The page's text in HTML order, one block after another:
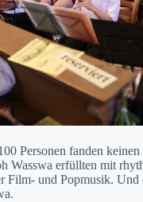
Per­so­n­en fan­den
Wass­wa erfüll­ten mit
Film- und Pop­musik.